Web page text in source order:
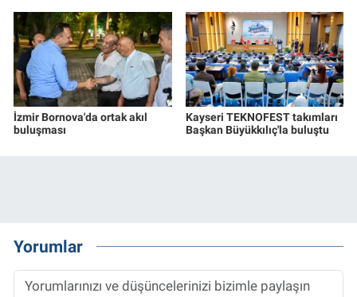
İzmir Bornova'da ortak akıl
buluşması
Kayseri TEKNOFEST takımları
Başkan Büyükkılıç'la buluştu
Yorumlar